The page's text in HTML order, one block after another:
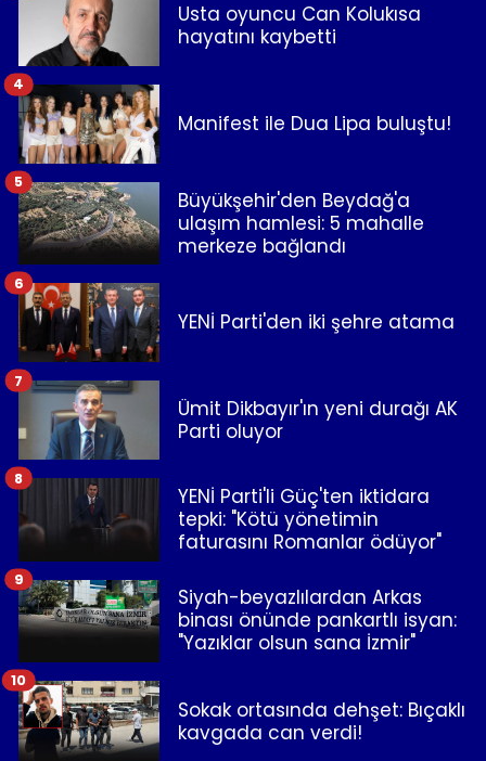
Usta oyuncu Can Kolukısa
hayatını kaybetti
Manifest ile Dua Lipa buluştu!
4
Büyükşehir'den Beydağ'a
ulaşım hamlesi: 5 mahalle
merkeze bağlandı
5
YENİ Parti'den iki şehre atama
6
Ümit Dikbayır'ın yeni durağı AK
Parti oluyor
7
YENİ Parti'li Güç'ten iktidara
tepki: "Kötü yönetimin
faturasını Romanlar ödüyor"
8
Siyah-beyazlılardan Arkas
binası önünde pankartlı isyan:
"Yazıklar olsun sana İzmir"
9
Sokak ortasında dehşet: Bıçaklı
kavgada can verdi!
10